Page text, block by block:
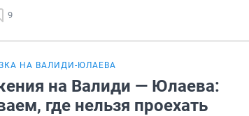
9
НА ВАЛИДИ-ЮЛАЕВА
на Валиди — Юлаева:
где нельзя проехать